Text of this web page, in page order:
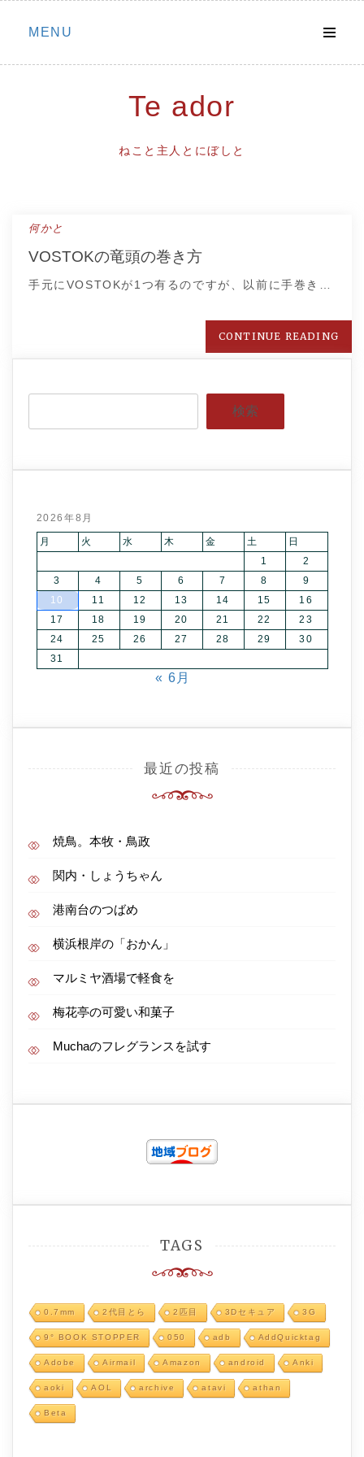
Skip
MENU
Te ador
ねこと主人とにぼしと
何かと
VOSTOKの竜頭の巻き方
手元にVOSTOKが1つ有るのですが、以前に手巻き…
CONTINUE READING
検索
2026年8月
月 火 水 木 金 土
日
1
2
3
4 5 6 7 8
9
10
11 12 13 14 15
16
17
18 19 20 21 22
23
24
25 26 27 28 29
30
31
« 6月
最近の投稿
焼鳥。本牧・鳥政
関内・しょうちゃん
港南台のつばめ
横浜根岸の「おかん」
マルミヤ酒場で軽食を
梅花亭の可愛い和菓子
Muchaのフレグランスを試す
TAGS
0.7mm 2代目とら 2匹目 3Dセキュア 3G
9° BOOK STOPPER 050 adb AddQuicktag
Adobe Airmail Amazon android Anki
aoki AOL archive atavi athan
Beta